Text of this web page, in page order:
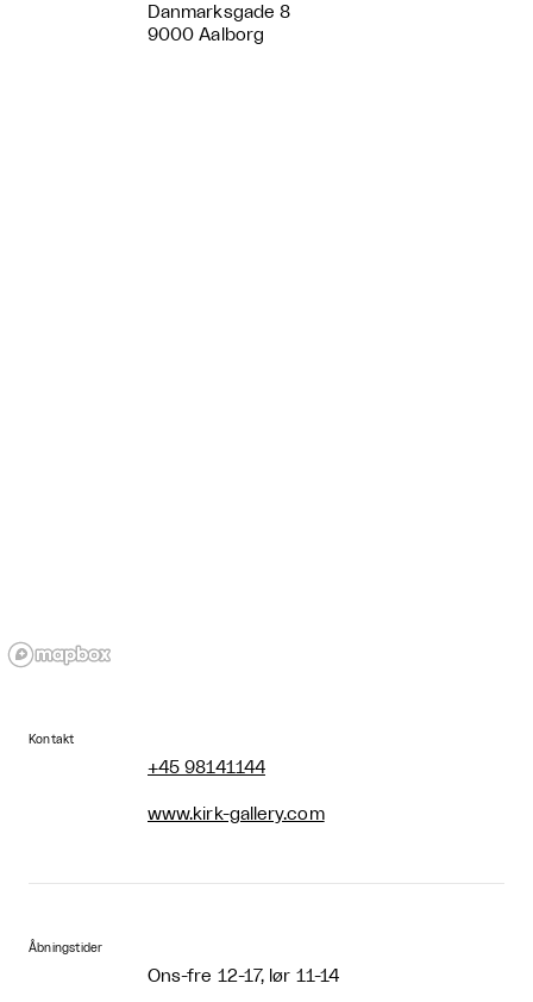
Danmarksgade 8
9000 Aalborg
Kontakt
+45 98141144
www.kirk-gallery.com
Åbningstider
Ons-fre 12-17, lør 11-14